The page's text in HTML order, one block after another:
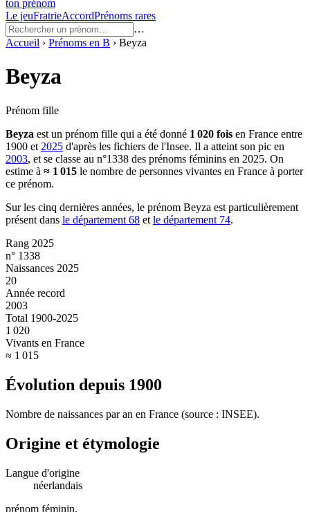
ton prénom
Le jeuFratrieAccordPrénoms rares
…
Accueil › Prénoms en B › Beyza
Beyza
Prénom fille
Beyza est un prénom fille qui a été donné 1 020 fois en France entre
1900 et 2025 d'après les fichiers de l'Insee. Il a atteint son pic en
2003, et se classe au n°1338 des prénoms féminins en 2025. On
estime à ≈ 1 015 le nombre de personnes vivantes en France à porter
ce prénom.
Sur les cinq dernières années, le prénom Beyza est particulièrement
présent dans le département 68 et le département 74.
Rang 2025
n° 1338
Naissances 2025
20
Année record
2003
Total 1900-2025
1 020
Vivants en France
≈ 1 015
Évolution depuis 1900
Nombre de naissances par an en France (source : INSEE).
Origine et étymologie
Langue d'origine
néerlandais
prénom féminin.